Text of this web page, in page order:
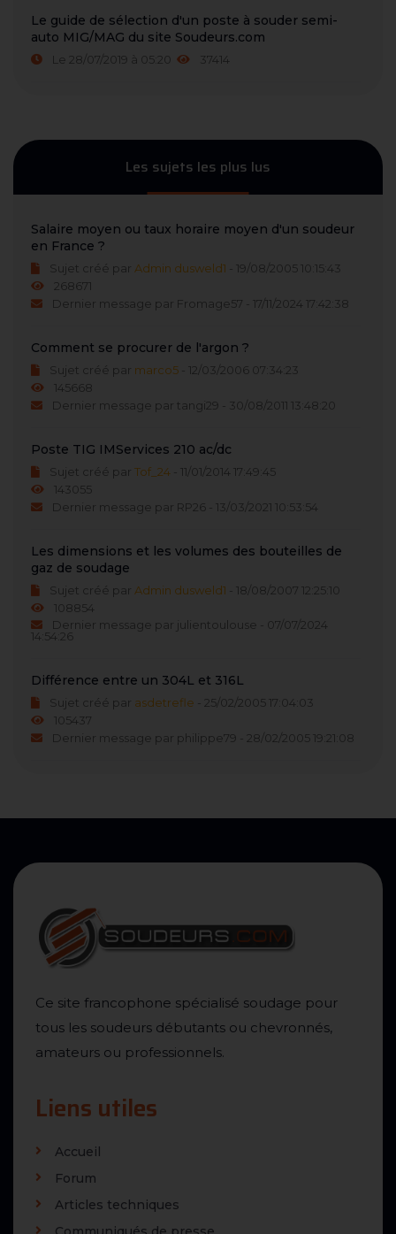
Le guide de sélection d'un poste à souder semi-
auto MIG/MAG du site Soudeurs.com
Le 28/07/2019 à 05:20 37414
Les sujets les plus lus
Salaire moyen ou taux horaire moyen d'un soudeur
en France ?
Sujet créé par Admin dusweld1 - 19/08/2005 10:15:43
268671
Dernier message par Fromage57 - 17/11/2024 17:42:38
Comment se procurer de l'argon ?
Sujet créé par marco5 - 12/03/2006 07:34:23
145668
Dernier message par tangi29 - 30/08/2011 13:48:20
Poste TIG IMServices 210 ac/dc
Sujet créé par Tof_24 - 11/01/2014 17:49:45
143055
Dernier message par RP26 - 13/03/2021 10:53:54
Les dimensions et les volumes des bouteilles de
gaz de soudage
Sujet créé par Admin dusweld1 - 18/08/2007 12:25:10
108854
Dernier message par julientoulouse - 07/07/2024
14:54:26
Différence entre un 304L et 316L
Sujet créé par asdetrefle - 25/02/2005 17:04:03
105437
Dernier message par philippe79 - 28/02/2005 19:21:08
Ce site francophone spécialisé soudage pour
tous les soudeurs débutants ou chevronnés,
amateurs ou professionnels.
Liens utiles
Accueil
Forum
Articles techniques